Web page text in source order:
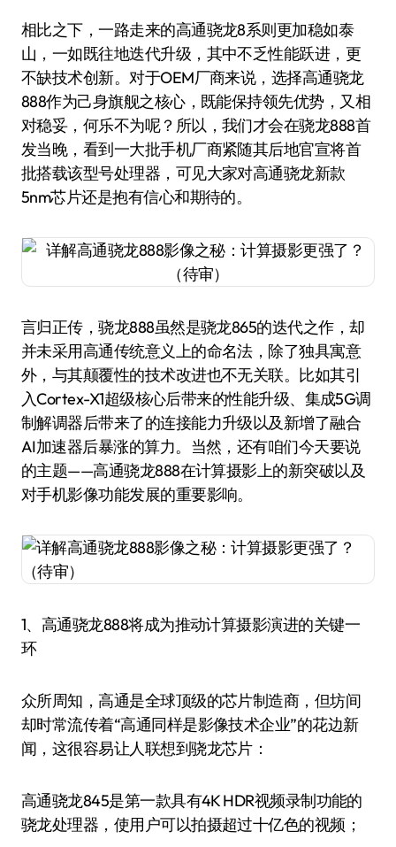
相比之下，一路走来的高通骁龙8系则更加稳如泰
山，一如既往地迭代升级，其中不乏性能跃进，更
不缺技术创新。对于OEM厂商来说，选择高通骁龙
888作为己身旗舰之核心，既能保持领先优势，又相
对稳妥，何乐不为呢？所以，我们才会在骁龙888首
发当晚，看到一大批手机厂商紧随其后地官宣将首
批搭载该型号处理器，可见大家对高通骁龙新款
5nm芯片还是抱有信心和期待的。
言归正传，骁龙888虽然是骁龙865的迭代之作，却
并未采用高通传统意义上的命名法，除了独具寓意
外，与其颠覆性的技术改进也不无关联。比如其引
入Cortex-X1超级核心后带来的性能升级、集成5G调
制解调器后带来了的连接能力升级以及新增了融合
AI加速器后暴涨的算力。当然，还有咱们今天要说
的主题——高通骁龙888在计算摄影上的新突破以及
对手机影像功能发展的重要影响。
1、高通骁龙888将成为推动计算摄影演进的关键一
环
众所周知，高通是全球顶级的芯片制造商，但坊间
却时常流传着“高通同样是影像技术企业”的花边新
闻，这很容易让人联想到骁龙芯片：
高通骁龙845是第一款具有4K HDR视频录制功能的
骁龙处理器，使用户可以拍摄超过十亿色的视频；